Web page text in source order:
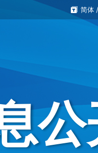
简体 /